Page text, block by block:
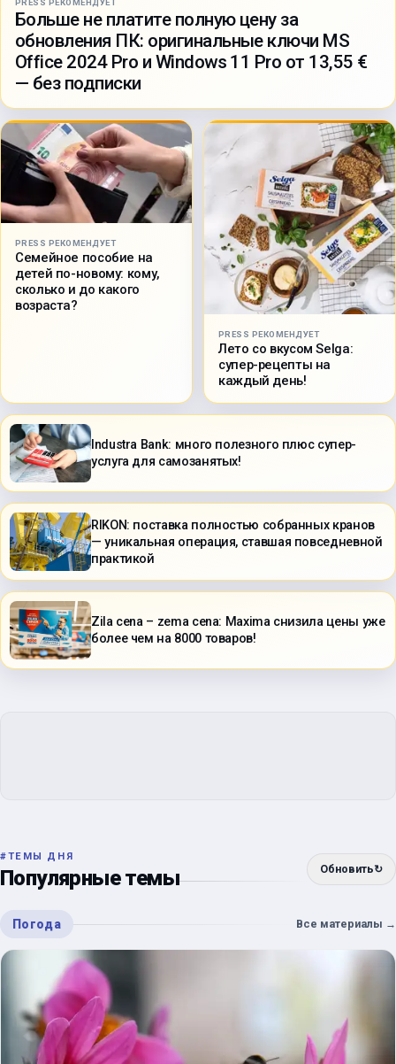
PRESS РЕКОМЕНДУЕТ
Больше не платите полную цену за
обновления ПК: оригинальные ключи MS
Office 2024 Pro и Windows 11 Pro от 13,55 €
— без подписки
PRESS РЕКОМЕНДУЕТ
Семейное пособие на
детей по-новому: кому,
сколько и до какого
возраста?
PRESS РЕКОМЕНДУЕТ
Лето со вкусом Selga:
супер-рецепты на
каждый день!
Industra Bank: много полезного плюс супер-
услуга для самозанятых!
RIKON: поставка полностью собранных кранов
— уникальная операция, ставшая повседневной
практикой
Zila cena – zema cena: Maxima снизила цены уже
более чем на 8000 товаров!
#ТЕМЫ ДНЯ
Популярные темы Обновить↻
Погода Все материалы →